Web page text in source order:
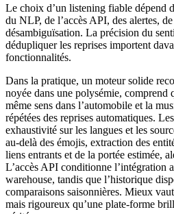
Le choix d’un listening fiable dépend
du NLP, de l’accès API, des alertes,
désambiguïsation. La précision du
dédupliquer les reprises importent
fonctionnalités.
Dans la pratique, un moteur solide
noyée dans une polysémie, comprend
même sens dans l’automobile et la
répétées des reprises automatiques.
exhaustivité sur les langues et les
au-delà des émojis, extraction des
liens entrants et de la portée estimée,
L’accès API conditionne l’intégration
warehouse, tandis que l’historique
comparaisons saisonnières. Mieux
mais rigoureux qu’une plate-forme